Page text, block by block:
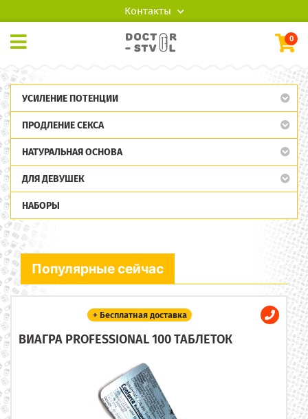
Контакты
0
УСИЛЕНИЕ ПОТЕНЦИИ
ПРОДЛЕНИЕ СЕКСА
НАТУРАЛЬНАЯ ОСНОВА
ДЛЯ ДЕВУШЕК
НАБОРЫ
Популярные сейчас
+ Бесплатная доставка
ВИАГРА PROFESSIONAL 100 ТАБЛЕТОК